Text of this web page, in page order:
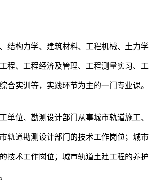
结构力学、建筑材料、工程机械、土力学
程、工程经济及管理、工程测量实习、工
合实训等，实践环节为主的一门专业课。
单位、勘测设计部门从事城市轨道施工、
轨道勘测设计部门的技术工作岗位；城市
技术工作岗位；城市轨道土建工程的养护